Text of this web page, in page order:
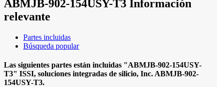
ABMJB-902-154USY-T3 Información
relevante
Partes incluidas
Búsqueda popular
Las siguientes partes están incluidas "ABMJB-902-154USY-
T3" ISSI, soluciones integradas de silicio, Inc. ABMJB-902-
154USY-T3.